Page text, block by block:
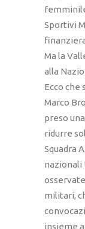
Sportivi
Ma la
alla
Ecco che
Marco
preso
ridurre
Squadra
nazionali
militari,
insieme